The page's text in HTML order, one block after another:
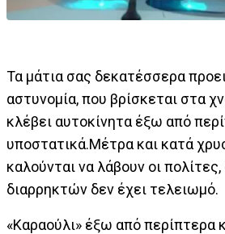
Τα μάτια σας δεκατέσσερα
αστυνομία, που βρίσκεται στα
κλέβει αυτοκίνητα έξω από
υποστατικά.Μέτρα και κατά
καλούνται να λάβουν οι
διαρρηκτών δεν έχει τελειωμό.
«Καραούλι» έξω από περίπτερα